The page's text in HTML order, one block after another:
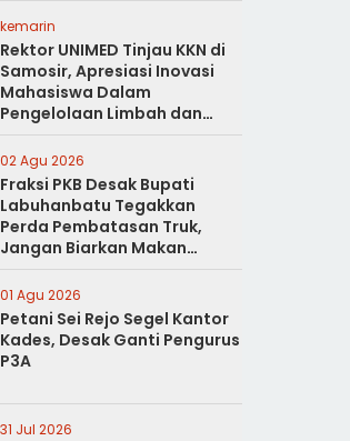
kemarin
Rektor UNIMED Tinjau KKN di
Samosir, Apresiasi Inovasi
Mahasiswa Dalam
Pengelolaan Limbah dan
Pertanian Ramah Lingkungan
02 Agu 2026
Fraksi PKB Desak Bupati
Labuhanbatu Tegakkan
Perda Pembatasan Truk,
Jangan Biarkan Makan
Korban
01 Agu 2026
Petani Sei Rejo Segel Kantor
Kades, Desak Ganti Pengurus
P3A
31 Jul 2026